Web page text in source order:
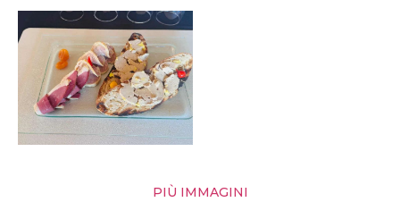
PIÙ IMMAGINI